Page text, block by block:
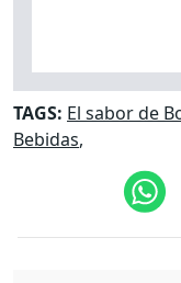
TAGS: El sabor de
Bebidas,